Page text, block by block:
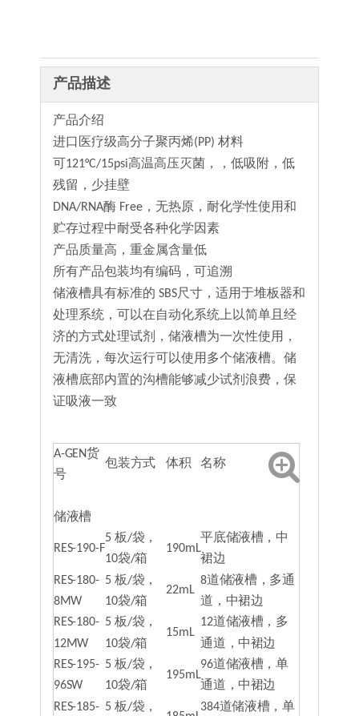
产品描述
产品介绍
进口医疗级高分子聚丙烯(PP) 材料
可121°C/15psi高温高压灭菌，，低吸附，低
残留，少挂壁
DNA/RNA酶 Free，无热原，耐化学性使用和
贮存过程中耐受各种化学因素
产品质量高，重金属含量低
所有产品包装均有编码，可追溯
储液槽具有标准的 SBS尺寸，适用于堆板器和
处理系统，可以在自动化系统上以简单且经
济的方式处理试剂，储液槽为一次性使用，
无清洗，每次运行可以使用多个储液槽。储
液槽底部内置的沟槽能够减少试剂浪费，保
证吸液一致
A-GEN货
号
包装方式 体积 名称
储液槽
RES-190-F
5 板/袋，
10袋/箱
190mL
平底储液槽，中
裙边
RES-180-
8MW
5 板/袋，
10袋/箱
22mL
8道储液槽，多通
道，中裙边
RES-180-
12MW
5 板/袋，
10袋/箱
15mL
12道储液槽，多
通道，中裙边
RES-195-
96SW
5 板/袋，
10袋/箱
195mL
96道储液槽，单
通道，中裙边
RES-185- 5 板/袋，
384道储液槽，单